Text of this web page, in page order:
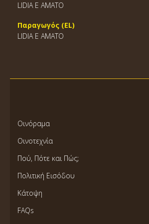
LIDIA E AMATO
Παραγωγός (EL)
LIDIA E AMATO
Οινόραμα
Οινοτεχνία
Πού, Πότε και Πώς;
Πολιτική Εισόδου
Κάτοψη
FAQs